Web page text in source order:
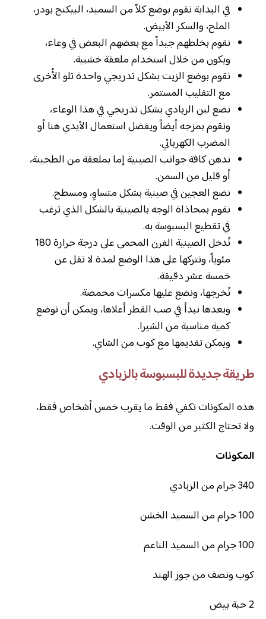
في البداية نقوم بوضع كلاً من السميد، البيكنج بودر،
الملح، والسكر الأبيض.
نقوم بخلطهم جيداً مع بعضهم البعض في وعاء،
ويكون من خلال استخدام ملعقة خشبية.
نقوم بوضع الزيت بشكل تدريجي واحدة تلو الأُخرى
مع التقليب المستمر.
نضع لبن الزبادي بشكل تدريجي في هذا الوعاء،
ونقوم بمزجه أيضاً ويفضل استعمال الأيدي هنا أو
المضرب الكهربائي.
ندهن كافة جوانب الصينية إما بملعقة من الطحينة،
أو قليل من السمن.
نضع العجين في صينية بشكل متساوِ، ومسطح.
نقوم بمحاذاة الوجه بالصينية بالشكل الذي ترغب
في تقطيع البسبوسة به.
نُدخل الصينية الفرن المحمى على درجة حرارة 180
مئوياً، ونتركها على هذا الوضع لمدة لا تقل عن
خمسة عشر دقيقة.
نُخرجها، ونضع عليها مكسرات محمصة.
وبعدها نبدأ في صب القطر أعلاها، ويمكن أن نوضع
كمية مناسبة من الشيرا.
ويمكن تقديمها مع كوب من الشاي.
طريقة جديدة للبسبوسة بالزبادي
هذه المكونات تكفي فقط ما يقرب خمس أشخاص فقط،
ولا تحتاج الكثير من الوقت.
المكونات
340 جرام من الزبادي
100 جرام من السميد الخشن
100 جرام من السميد الناعم
كوب ونصف من جوز الهند
2 حبة بيض